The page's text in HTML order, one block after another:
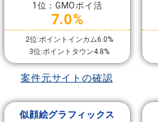
1位：GMOポイ活
7.0%
2位:ポイントインカム6.0%
3位:ポイントタウン4.8%
案件元サイトの確認
似顔絵グラフィックス